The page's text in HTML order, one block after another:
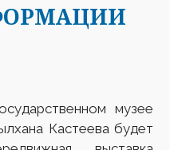
музее
Кастеева будет